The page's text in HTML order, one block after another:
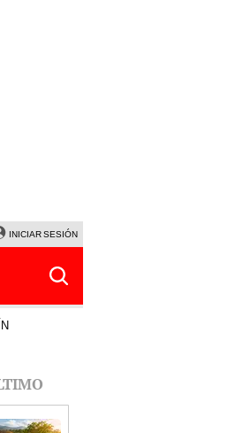
LA BELLA LUZ
INICIAR SESIÓN